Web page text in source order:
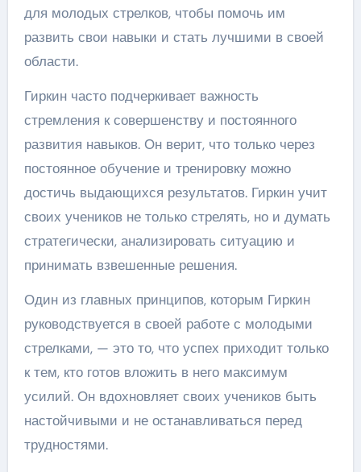
для молодых стрелков, чтобы помочь им
развить свои навыки и стать лучшими в своей
области.
Гиркин часто подчеркивает важность
стремления к совершенству и постоянного
развития навыков. Он верит, что только через
постоянное обучение и тренировку можно
достичь выдающихся результатов. Гиркин учит
своих учеников не только стрелять, но и думать
стратегически, анализировать ситуацию и
принимать взвешенные решения.
Один из главных принципов, которым Гиркин
руководствуется в своей работе с молодыми
стрелками, — это то, что успех приходит только
к тем, кто готов вложить в него максимум
усилий. Он вдохновляет своих учеников быть
настойчивыми и не останавливаться перед
трудностями.